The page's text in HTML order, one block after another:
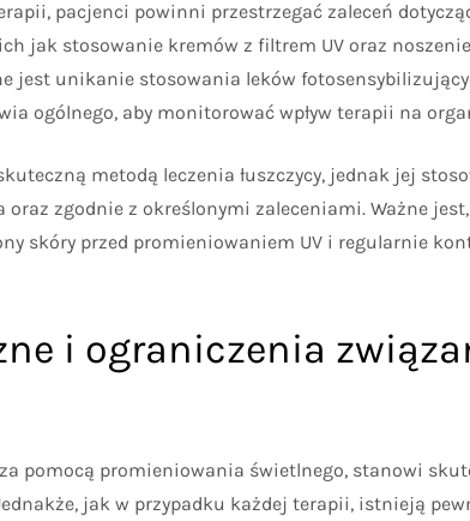
pacjenci powinni przestrzegać zaleceń
jak stosowanie kremów z filtrem UV oraz
jest unikanie stosowania leków
ogólnego, aby monitorować wpływ terapii na
metodą leczenia łuszczycy, jednak jej
oraz zgodnie z określonymi zaleceniami. Ważne
skóry przed promieniowaniem UV i regularnie
i ograniczenia
pomocą promieniowania świetlnego, stanowi
jak w przypadku każdej terapii, istnieją